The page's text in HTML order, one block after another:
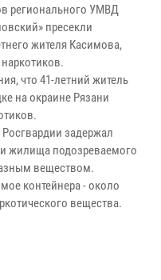
регионального УМВД
пресекли
жителя Касимова,
что 41-летний житель
на окраине Рязани
задержал
жилища подозреваемого
веществом.
контейнера - около
вещества.